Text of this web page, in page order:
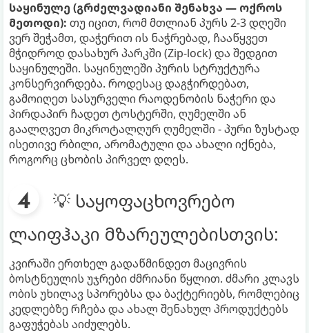
საყინულე (გრძელვადიანი შენახვა — ოქროს
მეთოდი): თუ იცით, რომ მთლიან პურს 2-3 დღეში
ვერ შეჭამთ, დაჭერით ის ნაჭრებად, ჩააწყვეთ
მჭიდროდ დასახურ პარკში (Zip-lock) და შედგით
საყინულეში. საყინულეში პურის სტრუქტურა
კონსერვირდება. როდესაც დაგჭირდებათ,
გამოიღეთ სასურველი რაოდენობის ნაჭერი და
პირდაპირ ჩადეთ ტოსტერში, ღუმელში ან
გაალღვეთ მიკროტალღურ ღუმელში - პური ზუსტად
ისეთივე რბილი, არომატული და ახალი იქნება,
როგორც ცხობის პირველ დღეს.
💡 საყოფაცხოვრებო
ლაიფჰაკი მზარეულებისთვის:
კვირაში ერთხელ გადაწმინდეთ მაცივრის
ბოსტნეულის უჯრები ძმრიანი წყლით. ძმარი კლავს
ობის უხილავ სპორებსა და ბაქტერიებს, რომლებიც
კედლებზე რჩება და ახალ შენახულ პროდუქტებს
გაფუჭებას აიძულებს.